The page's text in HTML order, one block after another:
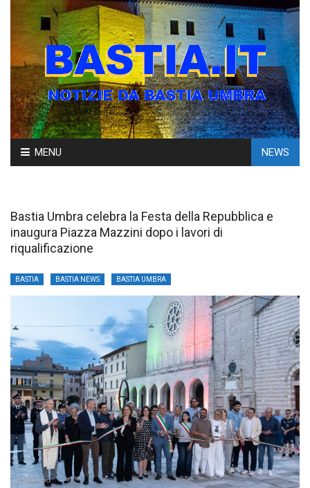
Skip
to
MENU NEWS
Bastia Umbra celebra la Festa della Repubblica e
inaugura Piazza Mazzini dopo i lavori di
riqualificazione
BASTIA BASTIA NEWS BASTIA UMBRA